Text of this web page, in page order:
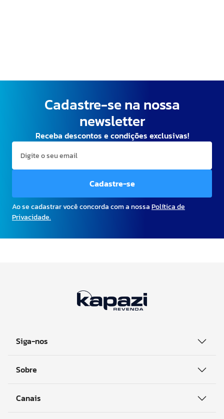
Cadastre-se na nossa
newsletter
Receba descontos e condições exclusivas!
Cadastre-se
Ao se cadastrar você concorda com a nossaPolítica de
Privacidade.
Siga-nos
Sobre
Canais